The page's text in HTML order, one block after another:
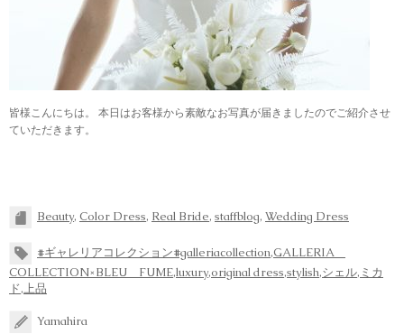
皆様こんにちは。 本日はお客様から素敵なお写真が届きましたのでご紹介させ
ていただきます。
Beauty, Color Dress, Real Bride, staffblog, Wedding Dress
#ギャレリアコレクション#galleriacollection,GALLERIA
COLLECTION×BLEU FUME,luxury,original dress,stylish,シェル, ミカ
ド,上品
Yamahira